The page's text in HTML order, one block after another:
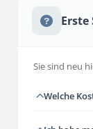
Sie sind neu
Welche